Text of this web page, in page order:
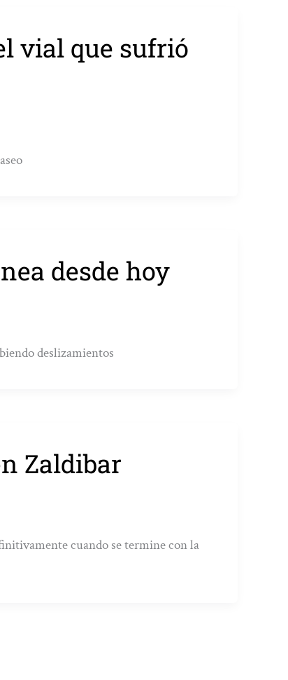
vial que sufrió
desde hoy
deslizamientos
Zaldibar
cuando se termine con la